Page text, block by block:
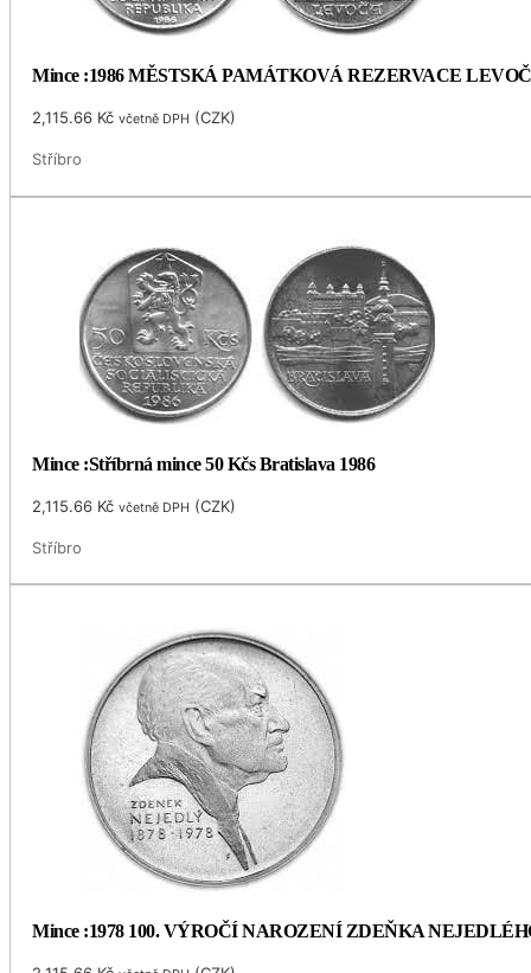
Mince :1986 MĚSTSKÁ PAMÁTKOVÁ REZERVACE
2,115.66 Kč včetně DPH (CZK)
Stříbro
Mince :Stříbrná mince 50 Kčs Bratislava 1986
2,115.66 Kč včetně DPH (CZK)
Stříbro
Mince :1978 100. VÝROČÍ NAROZENÍ ZDEŇKA